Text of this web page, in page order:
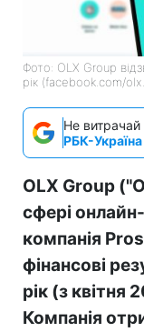
Фото: OLX Group
рік (facebook.com/
Не витрачай
РБК-
OLX Group
сфері
компанія
фінансові
рік (з квітня
Компанія